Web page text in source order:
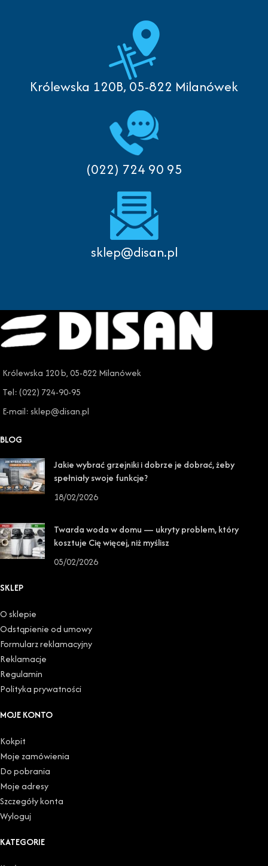
Królewska 120B, 05-822 Milanówek
(022) 724 90 95
sklep@disan.pl
Królewska 120 b, 05-822 Milanówek
Tel: (022) 724-90-95
E-mail: sklep@disan.pl
BLOG
Jakie wybrać grzejniki i dobrze je dobrać, żeby
spełniały swoje funkcje?
18/02/2026
Twarda woda w domu — ukryty problem, który
kosztuje Cię więcej, niż myślisz
05/02/2026
SKLEP
O sklepie
Odstąpienie od umowy
Formularz reklamacyjny
Reklamacje
Regulamin
Polityka prywatności
MOJE KONTO
Kokpit
Moje zamówienia
Do pobrania
Moje adresy
Szczegóły konta
Wyloguj
KATEGORIE